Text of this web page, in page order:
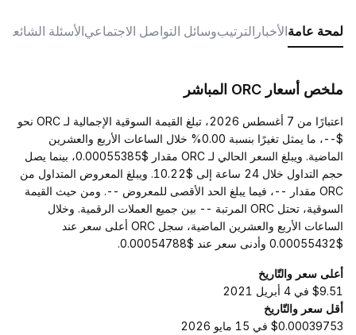
لمحة عامةالأخبار الترتيبوسائل التواصل الاجتماعيالأسئلة الشائعة
ملخص أسعار ORC المباشر
اعتبارًا من 7 أغسطس 2026، تبلغ القيمة السوقية الإجمالية لـ ORC نحو
$--، ما يمثل تغيرًا بنسبة 0.00% خلال الساعات الأربع والعشرين
الماضية. ويبلغ السعر الحالي لـ ORC مقدار $0.00055385، بينما يصل
حجم التداول خلال 24 ساعة إلى $10.22. ويبلغ المعروض المتداول من
ORC مقدار --، فيما يبلغ الحد الأقصى للمعروض --. ومن حيث القيمة
السوقية، تحتل ORC المرتبة -- بين جميع العملات الرقمية. وخلال
الساعات الأربع والعشرين الماضية، سجل ORC أعلى سعر عند
$0.00055432 وأدنى سعر عند $0.00054788.
أعلى سعر والتّاريخ
$9.51 في 4 أبريل 2021
أقل سعر والتّاريخ
$0.00039753 في 15 مايو 2026